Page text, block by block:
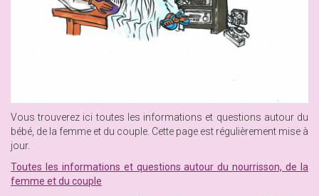
Vous trouverez ici toutes les informations et questions autour du
bébé, de la femme et du couple. Cette page est régulièrement mise à
jour.
Toutes les informations et questions autour du nourrisson, de la
femme et du couple